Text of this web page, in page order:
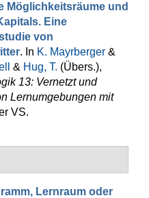
Möglichkeitsräume und
Eine
von
. In K. Mayrberger &
& Hug, T. (Übers.),
13: Vernetzt und
Lernumgebungen mit
VS.
Lernraum oder